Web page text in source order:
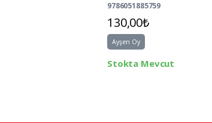
9786051885759
130,00₺
Ayşen Oy
Stokta Mevcut